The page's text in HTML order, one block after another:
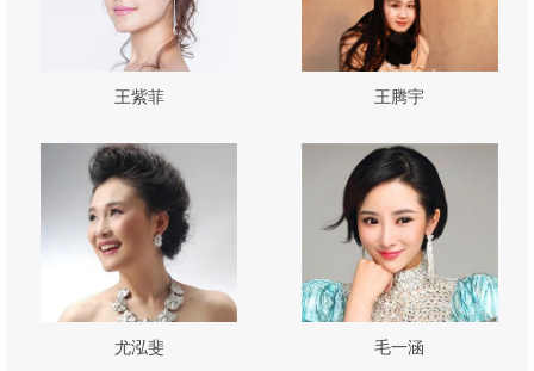
王紫菲 王腾宇
尤泓斐 毛一涵